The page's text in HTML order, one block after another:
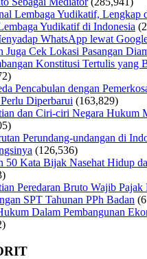
Lembaga Yudikatif, Lengkap
Yudikatif di Indonesia
WhatsApp lewat
Juga Cek Lokasi Pasangan
Konstitusi Tertulis yang
Pencabulan dengan
Diperbarui (163,829)
dan Ciri-ciri Negara Hukum
Perundang-undangan di
(126,536)
50 Kata Bijak Nasehat Hidup
Peredaran Bruto Wajib Pajak
SPT Tahunan PPh Badan
Dalam Pembangunan